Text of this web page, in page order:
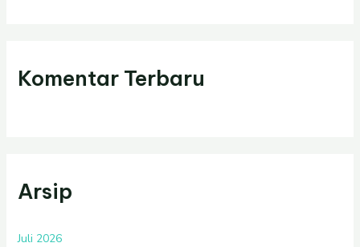
Komentar Terbaru
Arsip
Juli 2026